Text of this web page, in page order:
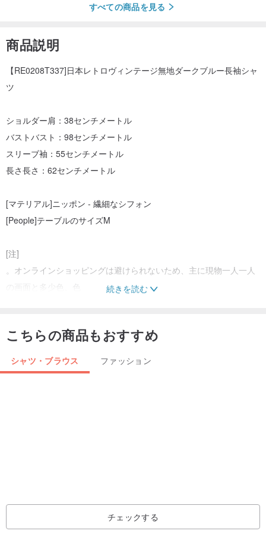
すべての商品を見る
商品説明
【RE0208T337]日本レトロヴィンテージ無地ダークブルー長袖シャ
ツ
ショルダー肩：38センチメートル
バストバスト：98センチメートル
スリーブ袖：55センチメートル
長さ長さ：62センチメートル
[マテリアル]ニッポン - 繊細なシフォン
[People]テーブルのサイズM
[注]
。オンラインショッピングは避けられないため、主に現物一人一人
の画面と多少色、色
しないでください
ではなくショップ
。前ヴィンテージヴィンテージを買う理解してくださいすることは
バックルや他の欠陥が摩耗現象に影響を与えることはありません不
続きを読む
こちらの商品もおすすめ
シャツ・ブラウス ファッション
チェックする